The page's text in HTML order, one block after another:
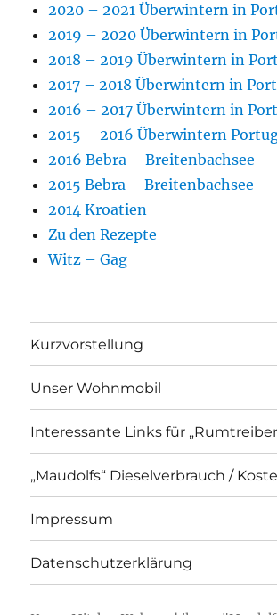
2020 – 2021 Überwintern in
2019 – 2020 Überwintern in
2018 – 2019 Überwintern in
2017 – 2018 Überwintern in
2016 – 2017 Überwintern in
2015 – 2016 Überwintern
2016 Bebra – Breitenbachsee
2015 Bebra – Breitenbachsee
2014 Kroatien
Zu den Rezepte
Witz – Gag
Kurzvorstellung
Unser Wohnmobil
Interessante Links für
„Maudolfs“ Dieselverbrauch /
Impressum
Datenschutzerklärung